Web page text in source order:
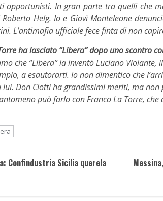
opportunisti. In gran parte tra quelli che
Helg. Io e Giovì Monteleone
L’antimafia ufficiale fece finta di non
ha lasciato “Libera” dopo uno scontro
che “Libera” la inventò Luciano
a esautorarti. Io non dimentico che
lui. Don Ciotti ha grandissimi meriti, ma
può farlo con Franco La Torre,
Confindustria Sicilia querela